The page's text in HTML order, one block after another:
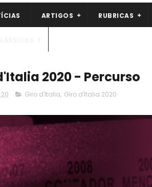
ARTIGOS RUBRICAS
2020 - Percurso
Giro d'Italia, Giro d'Italia 2020